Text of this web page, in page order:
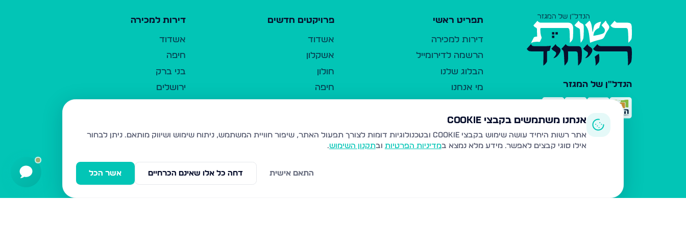
הנדל"ן של המגזר
תפריט ראשי
דירות למכירה
הרשמה לדירומייל
הבלוג שלנו
מי אנחנו
כלי עזר
פרסום ברשות היחיד
משרדי תיווך
פרויקטים חדשים
אשדוד
אשקלון
חולון
חיפה
נהריה
עמנואל
דירות למכירה
אשדוד
חיפה
בני ברק
ירושלים
בית שמש
ביתר עילית
אנחנו משתמשים בקבצי Cookie
אתר רשות היחיד עושה שימוש בקבצי Cookie ובטכנולוגיות דומות לצורך תפעול האתר, שיפור חוויית המשתמש, ניתוח שימוש ושיווק מותאם.
ניתן לבחור
אילו סוגי קבצים לאפשר. מידע מלא נמצא במדיניות הפרטיות ובתקנון השימוש.
אשר הכל דחה כל אלו שאינם הכרחיים התאם אישית